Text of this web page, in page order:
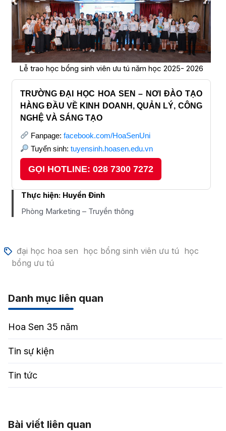
Lễ trao học bổng sinh viên ưu tú năm học 2025- 2026
TRƯỜNG ĐẠI HỌC HOA SEN – NƠI ĐÀO TẠO
HÀNG ĐẦU VỀ KINH DOANH, QUẢN LÝ, CÔNG
NGHỆ VÀ SÁNG TẠO
Fanpage: facebook.com/HoaSenUni
Tuyển sinh: tuyensinh.hoasen.edu.vn
GỌI HOTLINE: 028 7300 7272
Thực hiện: Huyền Đinh
Phòng Marketing – Truyền thông
đại học hoa sen học bổng sinh viên ưu tú học
bổng ưu tú
Danh mục liên quan
Hoa Sen 35 năm
Tin sự kiện
Tin tức
Bài viết liên quan